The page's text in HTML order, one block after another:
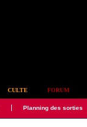
CULTE FORUM
Planning des sorties